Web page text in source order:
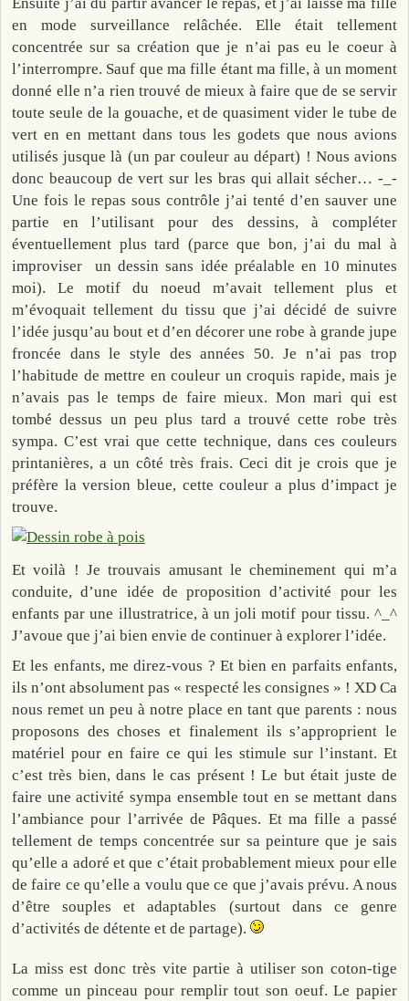
Ensuite j’ai dû partir avancer le repas, et j’ai laissé ma fille
en mode surveillance relâchée. Elle était tellement
concentrée sur sa création que je n’ai pas eu le coeur à
l’interrompre. Sauf que ma fille étant ma fille, à un moment
donné elle n’a rien trouvé de mieux à faire que de se servir
toute seule de la gouache, et de quasiment vider le tube de
vert en en mettant dans tous les godets que nous avions
utilisés jusque là (un par couleur au départ) ! Nous avions
donc beaucoup de vert sur les bras qui allait sécher… -_-
Une fois le repas sous contrôle j’ai tenté d’en sauver une
partie en l’utilisant pour des dessins, à compléter
éventuellement plus tard (parce que bon, j’ai du mal à
improviser un dessin sans idée préalable en 10 minutes
moi). Le motif du noeud m’avait tellement plus et
m’évoquait tellement du tissu que j’ai décidé de suivre
l’idée jusqu’au bout et d’en décorer une robe à grande jupe
froncée dans le style des années 50. Je n’ai pas trop
l’habitude de mettre en couleur un croquis rapide, mais je
n’avais pas le temps de faire mieux. Mon mari qui est
tombé dessus un peu plus tard a trouvé cette robe très
sympa. C’est vrai que cette technique, dans ces couleurs
printanières, a un côté très frais. Ceci dit je crois que je
préfère la version bleue, cette couleur a plus d’impact je
trouve.
Et voilà ! Je trouvais amusant le cheminement qui m’a
conduite, d’une idée de proposition d’activité pour les
enfants par une illustratrice, à un joli motif pour tissu. ^_^
J’avoue que j’ai bien envie de continuer à explorer l’idée.
Et les enfants, me direz-vous ? Et bien en parfaits enfants,
ils n’ont absolument pas « respecté les consignes » ! XD Ca
nous remet un peu à notre place en tant que parents : nous
proposons des choses et finalement ils s’approprient le
matériel pour en faire ce qui les stimule sur l’instant. Et
c’est très bien, dans le cas présent ! Le but était juste de
faire une activité sympa ensemble tout en se mettant dans
l’ambiance pour l’arrivée de Pâques. Et ma fille a passé
tellement de temps concentrée sur sa peinture que je sais
qu’elle a adoré et que c’était probablement mieux pour elle
de faire ce qu’elle a voulu que ce que j’avais prévu. A nous
d’être souples et adaptables (surtout dans ce genre
d’activités de détente et de partage).
La miss est donc très vite partie à utiliser son coton-tige
comme un pinceau pour remplir tout son oeuf. Le papier